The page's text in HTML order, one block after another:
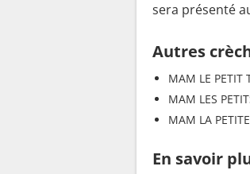
sera présenté
Autres
MAM LE PETIT
MAM LES
MAM LA
En savoir